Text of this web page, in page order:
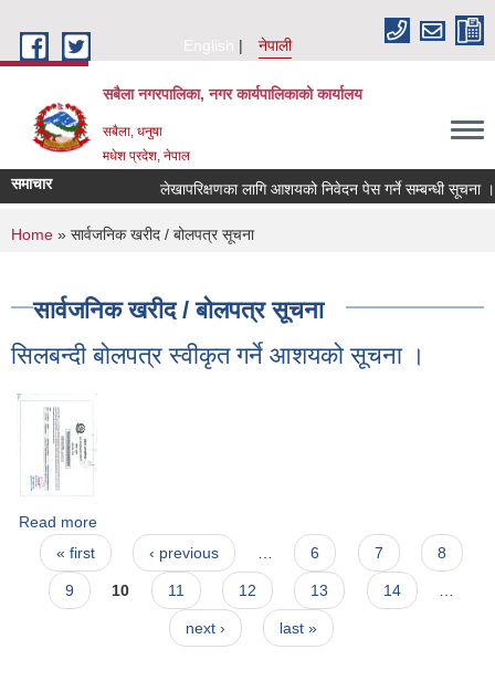
English
नेपाली
सबैला नगरपालिका, नगर कार्यपालिकाको कार्यालय
सबैला, धनुषा
मधेश प्रदेश, नेपाल
समाचार लेखापरिक्षणका लागि आशयको निवेदन पेस गर्ने सम्बन्धी सूचना ।
You are here
Home » सार्वजनिक खरीद / बोलपत्र सूचना
सार्वजनिक खरीद / बोलपत्र सूचना
सिलबन्दी बोलपत्र स्वीकृत गर्ने आशयको सूचना ।
Read more
Pages
« first ‹ previous … 6 7 8
9 10 11 12 13 14 …
next › last »